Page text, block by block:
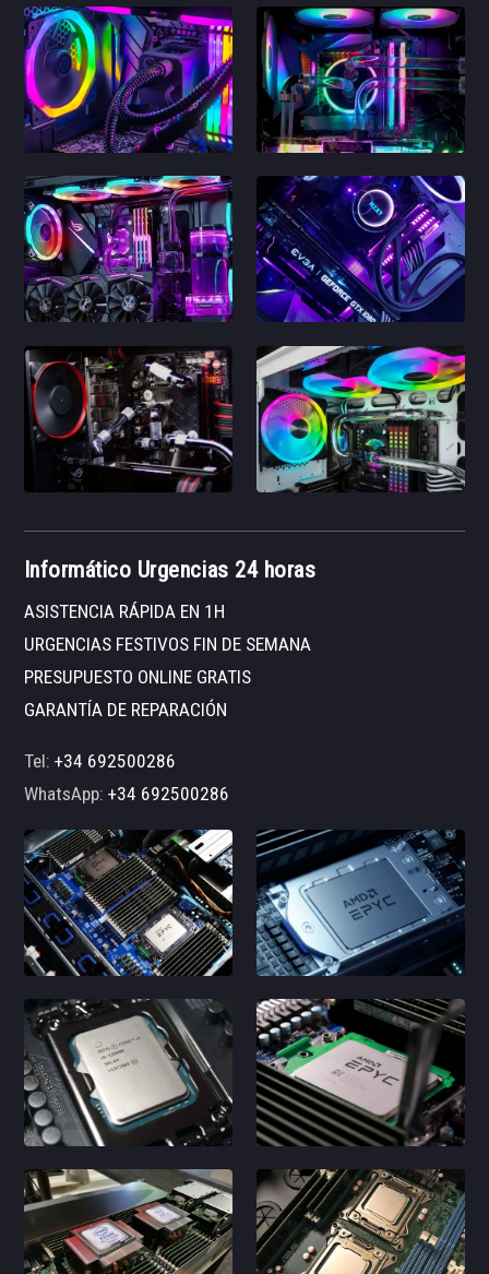
Informático Urgencias 24 horas
ASISTENCIA RÁPIDA EN 1H
URGENCIAS FESTIVOS FIN DE SEMANA
PRESUPUESTO ONLINE GRATIS
GARANTÍA DE REPARACIÓN
Tel:+34 692500286
WhatsApp:+34 692500286